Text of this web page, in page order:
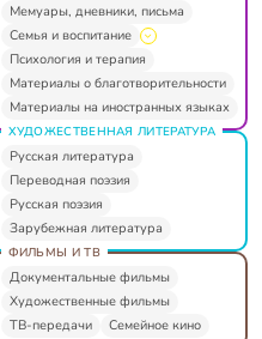
Мемуары, дневники, письма
Семья и воспитание
Психология и терапия
Материалы о благотворительности
Материалы на иностранных языках
ХУДОЖЕСТВЕННАЯ ЛИТЕРАТУРА
Русская литература
Переводная поэзия
Русская поэзия
Зарубежная литература
ФИЛЬМЫ И ТВ
Документальные фильмы
Художественные фильмы
ТВ-передачи
Семейное кино